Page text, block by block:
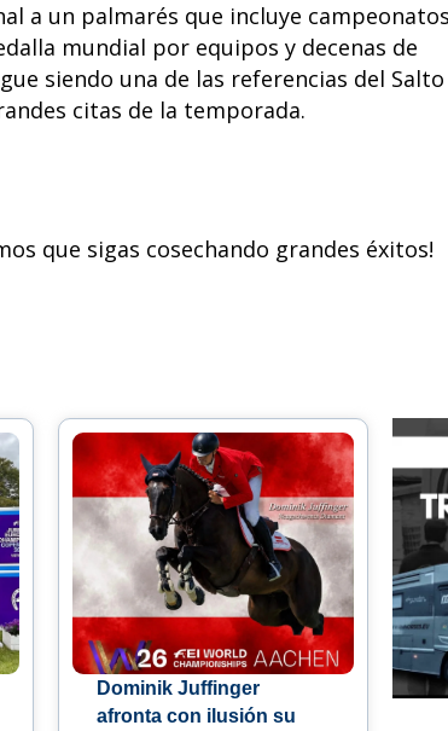
a un palmarés que incluye
mundial por equipos y decenas de
siendo una de las referencias del Salto
citas de la temporada.
que sigas cosechando grandes éxitos!
Dominik Juffinger
afronta con ilusión su